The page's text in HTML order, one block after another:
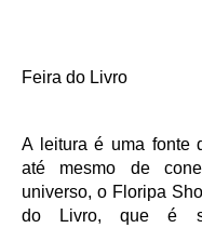
Feira do Livro
A leitura é uma fonte
até mesmo de
universo, o Floripa
do Livro, que é